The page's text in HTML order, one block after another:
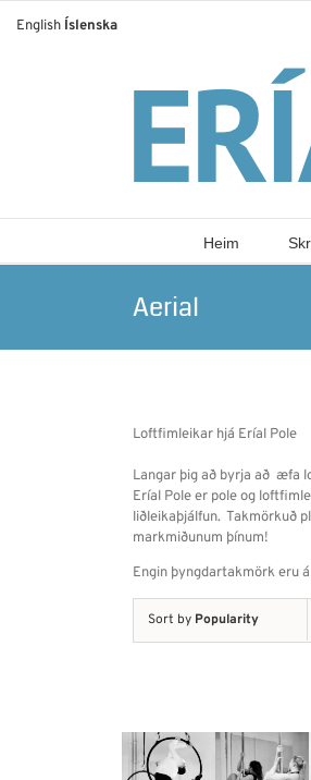
Heim
Aerial
Loftfimleikar hjá Eríal Pole
Langar þig að byrja að æfa
Eríal Pole er pole og
liðleikaþjálfun. Takmörkuð
markmiðunum þínum!
Engin þyngdartakmörk eru
Sort by Popularity
English Íslenska